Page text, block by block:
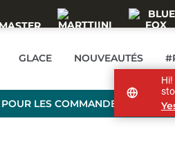
GLACE NOUVEAUTÉS
LES COMMANDES DE PLUS